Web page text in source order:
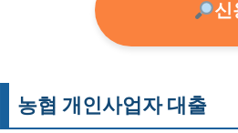
신
농협 개인사업자 대출